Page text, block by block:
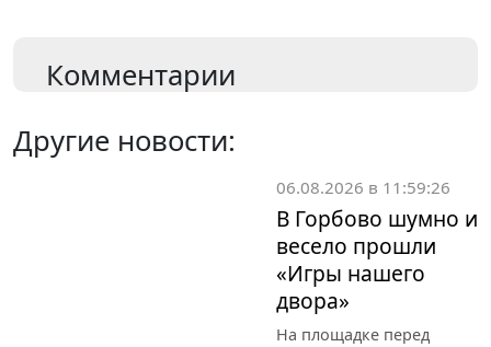
Комментарии
Другие новости:
06.08.2026 в 11:59:26
В Горбово шумно и
весело прошли
«Игры нашего
двора»
На площадке перед